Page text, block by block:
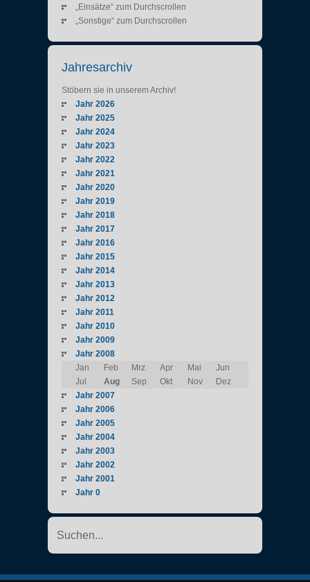
„Einsätze“ zum Durchscrollen
„Sonstige“ zum Durchscrollen
Jahresarchiv
Stöbern sie in unserem Archiv!
Jahr 2026
Jahr 2025
Jahr 2024
Jahr 2023
Jahr 2022
Jahr 2021
Jahr 2020
Jahr 2019
Jahr 2018
Jahr 2017
Jahr 2016
Jahr 2015
Jahr 2014
Jahr 2013
Jahr 2012
Jahr 2011
Jahr 2010
Jahr 2009
Jahr 2008
Jan
Feb Mrz Apr Mai
Jun
Jul
Aug Sep Okt Nov
Dez
Jahr 2007
Jahr 2006
Jahr 2005
Jahr 2004
Jahr 2003
Jahr 2002
Jahr 2001
Jahr 0